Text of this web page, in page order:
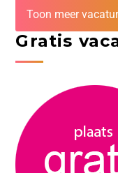
Toon meer
Gratis